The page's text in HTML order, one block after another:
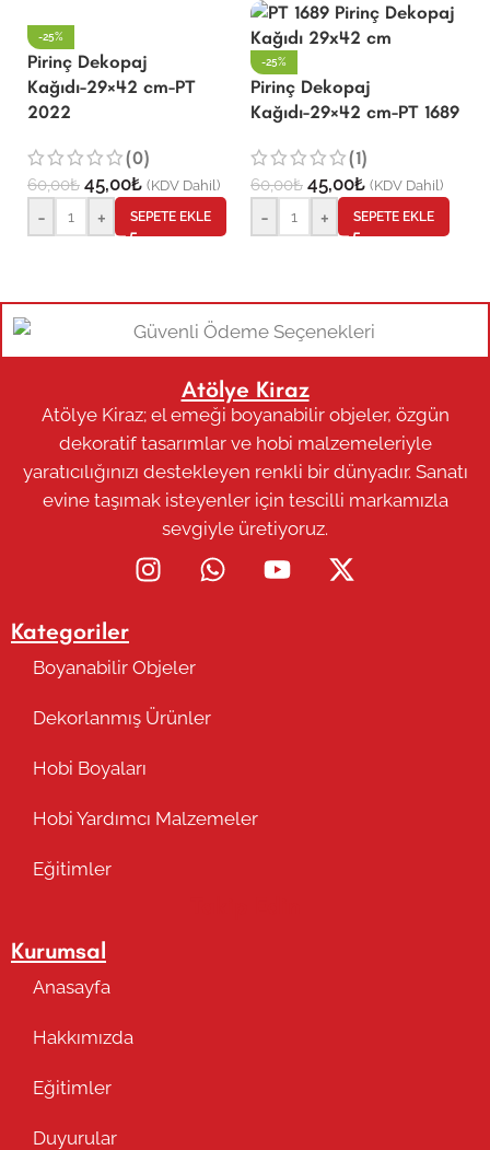
-25%
Pirinç Dekopaj
Kağıdı-29×42 cm-PT
2022
(0)
60,00₺ 45,00₺ (KDV Dahil)
- + SEPETE EKLE
-25%
Pirinç Dekopaj
Kağıdı-29×42 cm-PT 1689
(1)
60,00₺ 45,00₺ (KDV Dahil)
- + SEPETE EKLE
Atölye Kiraz
Atölye Kiraz; el emeği boyanabilir objeler, özgün
dekoratif tasarımlar ve hobi malzemeleriyle
yaratıcılığınızı destekleyen renkli bir dünyadır. Sanatı
evine taşımak isteyenler için tescilli markamızla
sevgiyle üretiyoruz.
Kategoriler
Boyanabilir Objeler
Dekorlanmış Ürünler
Hobi Boyaları
Hobi Yardımcı Malzemeler
Eğitimler
Kurumsal
Anasayfa
Hakkımızda
Eğitimler
Duyurular